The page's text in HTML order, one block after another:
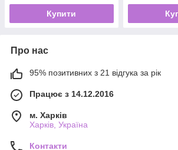
Купити
Про нас
95% позитивних з 21 відгука за рік
Працює з 14.12.2016
м. Харків
Харків, Україна
Контакти